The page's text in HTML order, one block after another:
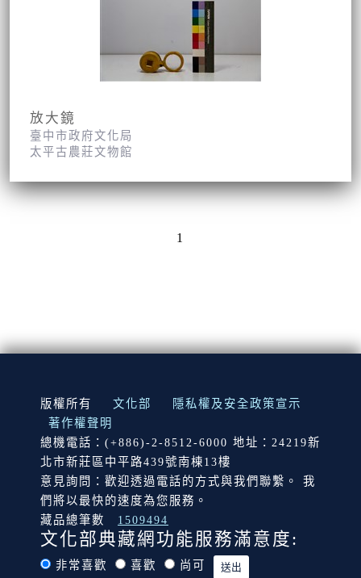
放大鏡
臺中市政府文化局
太平古農莊文物館
1
:::
版權所有 文化部
隱私權及安全政策宣示
著作權聲明
總機電話：(+886)-2-8512-6000 地址：24219新
北市新莊區中平路439號南棟13樓
意見詢問：歡迎透過電話的方式與我們聯繫。 我
們將以最快的速度為您服務。
藏品總筆數
1509494
文化部典藏網功能服務滿意度:
非常喜歡 喜歡 尚可